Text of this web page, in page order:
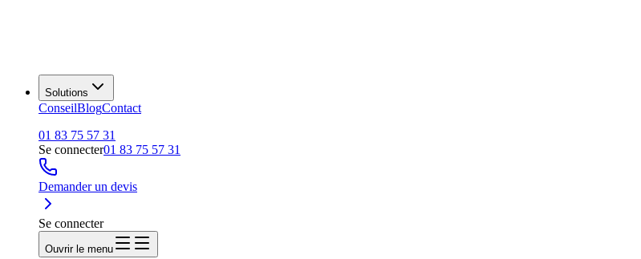
Solutions
ConseilBlogContact
01 83 75 57 31
Se connecter01 83 75 57 31
Demander un devis
Se connecter
Ouvrir le menu